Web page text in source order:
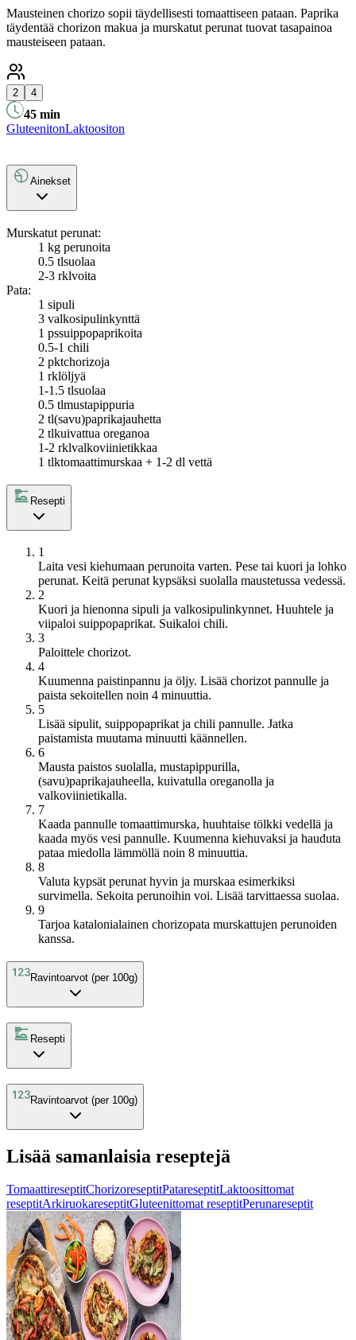
Mausteinen chorizo sopii täydellisesti tomaattiseen pataan. Paprika
täydentää chorizon makua ja murskatut perunat tuovat tasapainoa
mausteiseen pataan.
2 4
45 min
GluteenitonLaktoositon
Ainekset
Murskatut perunat:
1 kg perunoita
0.5 tlsuolaa
2-3 rklvoita
Pata:
1 sipuli
3 valkosipulinkynttä
1 pssuippopaprikoita
0.5-1 chili
2 pktchorizoja
1 rklöljyä
1-1.5 tlsuolaa
0.5 tlmustapippuria
2 tl(savu)paprikajauhetta
2 tlkuivattua oreganoa
1-2 rklvalkoviinietikkaa
1 tlktomaattimurskaa + 1-2 dl vettä
Resepti
1
Laita vesi kiehumaan perunoita varten. Pese tai kuori ja lohko
perunat. Keitä perunat kypsäksi suolalla maustetussa vedessä.
2
Kuori ja hienonna sipuli ja valkosipulinkynnet. Huuhtele ja
viipaloi suippopaprikat. Suikaloi chili.
3
Paloittele chorizot.
4
Kuumenna paistinpannu ja öljy. Lisää chorizot pannulle ja
paista sekoitellen noin 4 minuuttia.
5
Lisää sipulit, suippopaprikat ja chili pannulle. Jatka
paistamista muutama minuutti käännellen.
6
Mausta paistos suolalla, mustapippurilla,
(savu)paprikajauheella, kuivatulla oreganolla ja
valkoviinietikalla.
7
Kaada pannulle tomaattimurska, huuhtaise tölkki vedellä ja
kaada myös vesi pannulle. Kuumenna kiehuvaksi ja hauduta
pataa miedolla lämmöllä noin 8 minuuttia.
8
Valuta kypsät perunat hyvin ja murskaa esimerkiksi
survimella. Sekoita perunoihin voi. Lisää tarvittaessa suolaa.
9
Tarjoa katalonialainen chorizopata murskattujen perunoiden
kanssa.
Ravintoarvot (per 100g)
Resepti
Ravintoarvot (per 100g)
Lisää samanlaisia reseptejä
TomaattireseptitChorizoreseptitPatareseptitLaktoosittomat
reseptitArkiruokareseptitGluteenittomat reseptitPerunareseptit